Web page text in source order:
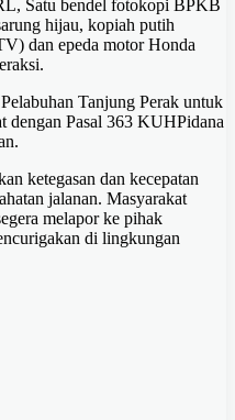
Satu bendel fotokopi BPKB
hijau, kopiah putih
dan epeda motor Honda
Tanjung Perak untuk
dengan Pasal 363 KUHPidana
ketegasan dan kecepatan
jalanan. Masyarakat
melapor ke pihak
di lingkungan